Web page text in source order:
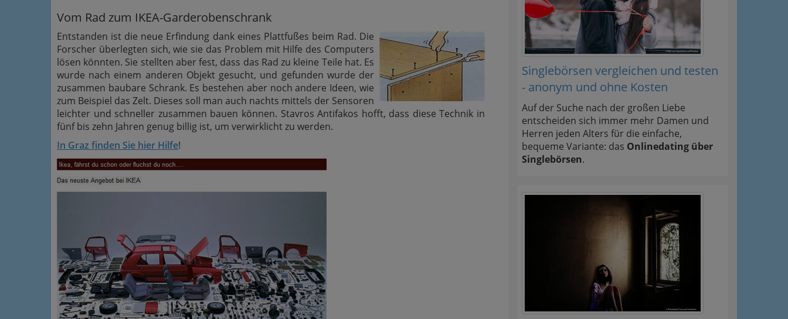
Vom Rad zum IKEA-Garderobenschrank
Entstanden ist die neue Erfindung dank eines Plattfußes beim Rad. Die
Forscher überlegten sich, wie sie das Problem mit Hilfe des Computers
lösen könnten. Sie stellten aber fest, dass das Rad zu kleine Teile hat. Es
wurde nach einem anderen Objekt gesucht, und gefunden wurde der
zusammen baubare Schrank. Es bestehen aber noch andere Ideen, wie
zum Beispiel das Zelt. Dieses soll man auch nachts mittels der Sensoren
leichter und schneller zusammen bauen können. Stavros Antifakos hofft, dass diese Technik in
fünf bis zehn Jahren genug billig ist, um verwirklicht zu werden.
In Graz finden Sie hier Hilfe!
Singlebörsen vergleichen und testen
- anonym und ohne Kosten
Auf der Suche nach der großen Liebe
entscheiden sich immer mehr Damen und
Herren jeden Alters für die einfache,
bequeme Variante: das Onlinedating über
Singlebörsen.